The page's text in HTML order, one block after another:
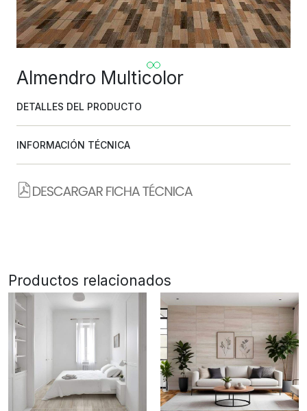
Almendro Multicolor
DETALLES DEL PRODUCTO
INFORMACIÓN TÉCNICA
Productos relacionados